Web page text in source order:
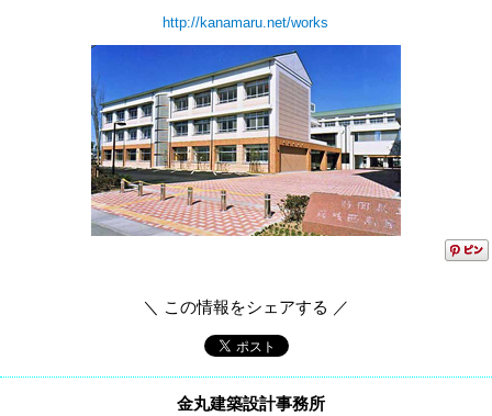
http://kanamaru.net/works
＼ この情報をシェアする ／
金丸建築設計事務所